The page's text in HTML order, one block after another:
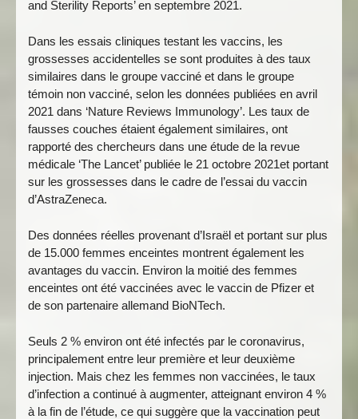
and Sterility Reports’ en septembre 2021.
Dans les essais cliniques testant les vaccins, les
grossesses accidentelles se sont produites à des taux
similaires dans le groupe vacciné et dans le groupe
témoin non vacciné, selon les données publiées en avril
2021 dans ‘Nature Reviews Immunology’. Les taux de
fausses couches étaient également similaires, ont
rapporté des chercheurs dans une étude de la revue
médicale ‘The Lancet’ publiée le 21 octobre 2021et portant
sur les grossesses dans le cadre de l’essai du vaccin
d’AstraZeneca.
Des données réelles provenant d’Israël et portant sur plus
de 15.000 femmes enceintes montrent également les
avantages du vaccin. Environ la moitié des femmes
enceintes ont été vaccinées avec le vaccin de Pfizer et
de son partenaire allemand BioNTech.
Seuls 2 % environ ont été infectés par le coronavirus,
principalement entre leur première et leur deuxième
injection. Mais chez les femmes non vaccinées, le taux
d’infection a continué à augmenter, atteignant environ 4 %
à la fin de l’étude, ce qui suggère que la vaccination peut